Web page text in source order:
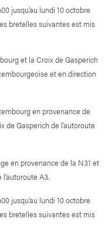
jusqu’au lundi 10 octobre
bretelles suivantes est mis
et la Croix de Gasperich
et en direction
en provenance de
de Gasperich de l’autoroute
en provenance de la N31 et
A3.
jusqu’au lundi 10 octobre
bretelles suivantes est mis